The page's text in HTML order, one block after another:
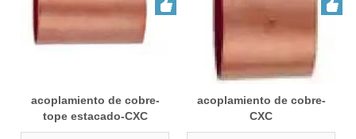
acoplamiento de cobre-
tope estacado-CXC
acoplamiento de cobre-
CXC